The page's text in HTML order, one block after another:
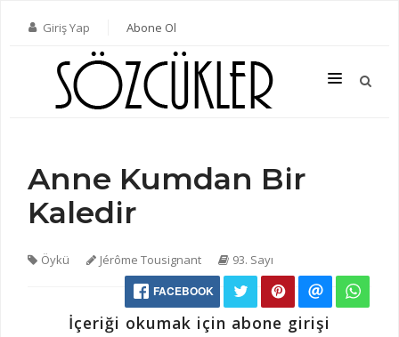
Giriş Yap Abone Ol
SON SAYI
TÜM SAYILAR
Anne Kumdan Bir
Kaledir
Öykü Jérôme Tousignant
93. Sayı
FACEBOOK
İçeriği okumak için abone girişi